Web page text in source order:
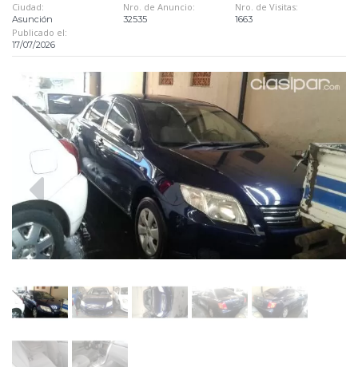
Ciudad:
Asunción
Nro. de Anuncio:
32535
Nro. de Visitas:
1663
Publicado el:
17/07/2026